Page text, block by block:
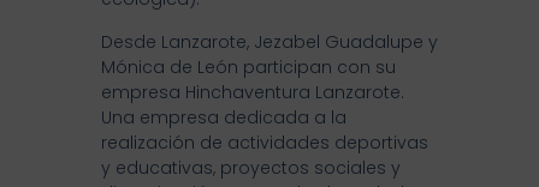
Desde Lanzarote, Jezabel Guadalupe y
Mónica de León participan con su
empresa Hinchaventura Lanzarote.
Una empresa dedicada a la
realización de actividades deportivas
y educativas, proyectos sociales y